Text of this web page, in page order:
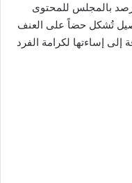
بالمجلس للمحتوى
تُشكل حضاً على العنف
إلى إساءتها لكرامة الفرد